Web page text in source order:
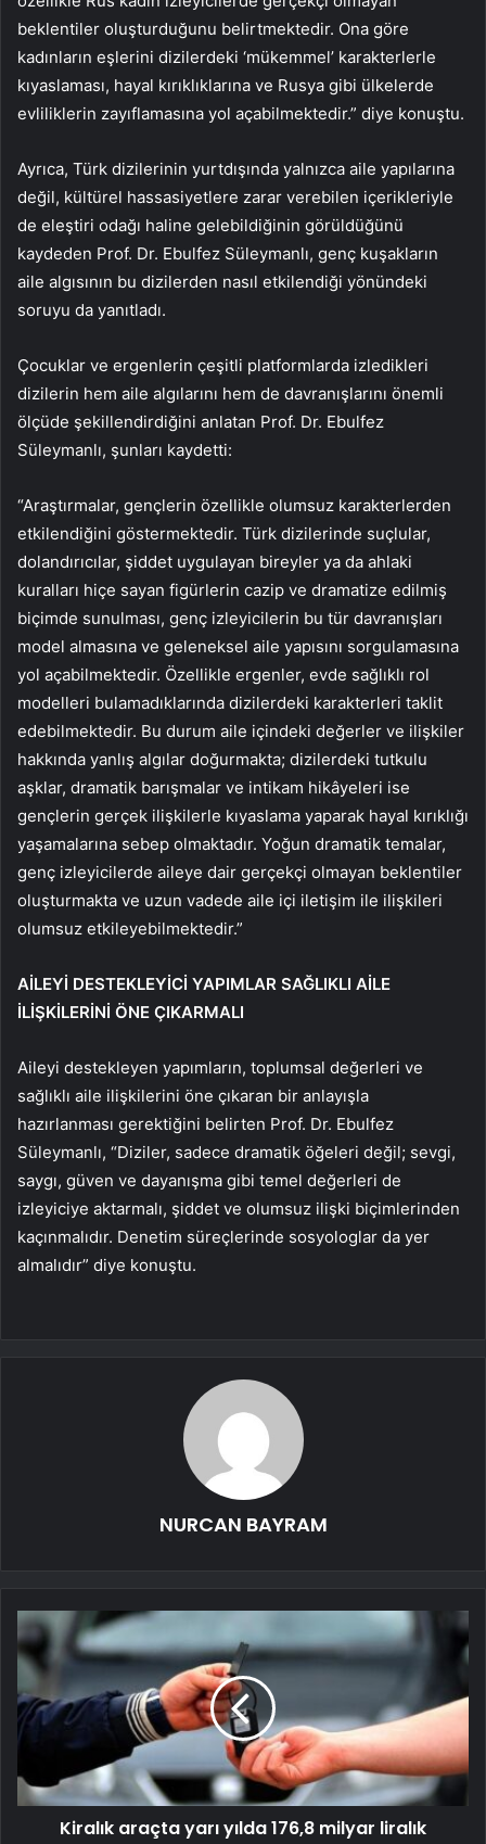
beklentiler oluşturduğunu belirtmektedir. Ona göre
kadınların eşlerini dizilerdeki ‘mükemmel’ karakterlerle
kıyaslaması, hayal kırıklıklarına ve Rusya gibi ülkelerde
evliliklerin zayıflamasına yol açabilmektedir.” diye konuştu.
Ayrıca, Türk dizilerinin yurtdışında yalnızca aile yapılarına
değil, kültürel hassasiyetlere zarar verebilen içerikleriyle
de eleştiri odağı haline gelebildiğinin görüldüğünü
kaydeden Prof. Dr. Ebulfez Süleymanlı, genç kuşakların
aile algısının bu dizilerden nasıl etkilendiği yönündeki
soruyu da yanıtladı.
Çocuklar ve ergenlerin çeşitli platformlarda izledikleri
dizilerin hem aile algılarını hem de davranışlarını önemli
ölçüde şekillendirdiğini anlatan Prof. Dr. Ebulfez
Süleymanlı, şunları kaydetti:
“Araştırmalar, gençlerin özellikle olumsuz karakterlerden
etkilendiğini göstermektedir. Türk dizilerinde suçlular,
dolandırıcılar, şiddet uygulayan bireyler ya da ahlaki
kuralları hiçe sayan figürlerin cazip ve dramatize edilmiş
biçimde sunulması, genç izleyicilerin bu tür davranışları
model almasına ve geleneksel aile yapısını sorgulamasına
yol açabilmektedir. Özellikle ergenler, evde sağlıklı rol
modelleri bulamadıklarında dizilerdeki karakterleri taklit
edebilmektedir. Bu durum aile içindeki değerler ve ilişkiler
hakkında yanlış algılar doğurmakta; dizilerdeki tutkulu
aşklar, dramatik barışmalar ve intikam hikâyeleri ise
gençlerin gerçek ilişkilerle kıyaslama yaparak hayal kırıklığı
yaşamalarına sebep olmaktadır. Yoğun dramatik temalar,
genç izleyicilerde aileye dair gerçekçi olmayan beklentiler
oluşturmakta ve uzun vadede aile içi iletişim ile ilişkileri
olumsuz etkileyebilmektedir.”
AİLEYİ DESTEKLEYİCİ YAPIMLAR SAĞLIKLI AİLE
İLİŞKİLERİNİ ÖNE ÇIKARMALI
Aileyi destekleyen yapımların, toplumsal değerleri ve
sağlıklı aile ilişkilerini öne çıkaran bir anlayışla
hazırlanması gerektiğini belirten Prof. Dr. Ebulfez
Süleymanlı, “Diziler, sadece dramatik öğeleri değil; sevgi,
saygı, güven ve dayanışma gibi temel değerleri de
izleyiciye aktarmalı, şiddet ve olumsuz ilişki biçimlerinden
kaçınmalıdır. Denetim süreçlerinde sosyologlar da yer
almalıdır” diye konuştu.
NURCAN BAYRAM
Kiralık araçta yarı yılda 176,8 milyar liralık